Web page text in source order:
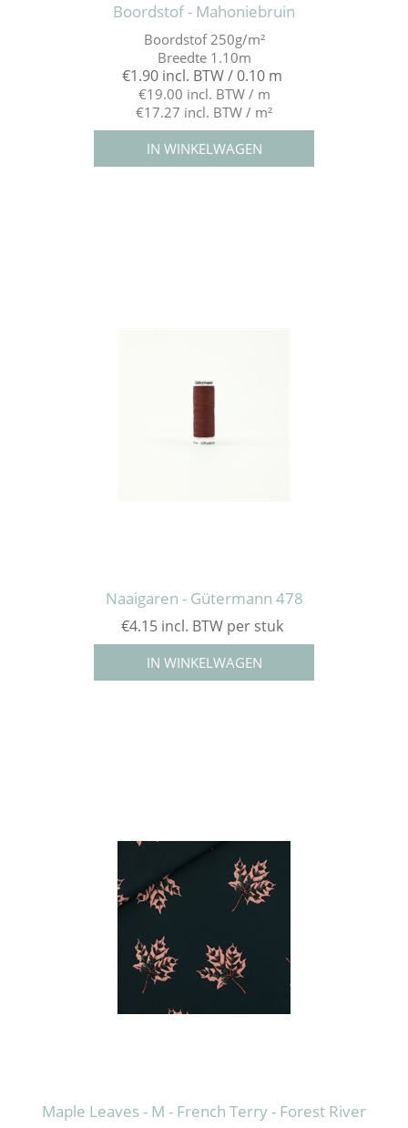
Boordstof - Mahoniebruin
Boordstof 250g/m²
Breedte 1.10m
€1.90 incl. BTW / 0.10 m
€19.00 incl. BTW / m
€17.27 incl. BTW / m²
Naaigaren - Gütermann 478
€4.15 incl. BTW per stuk
Maple Leaves - M - French Terry - Forest River